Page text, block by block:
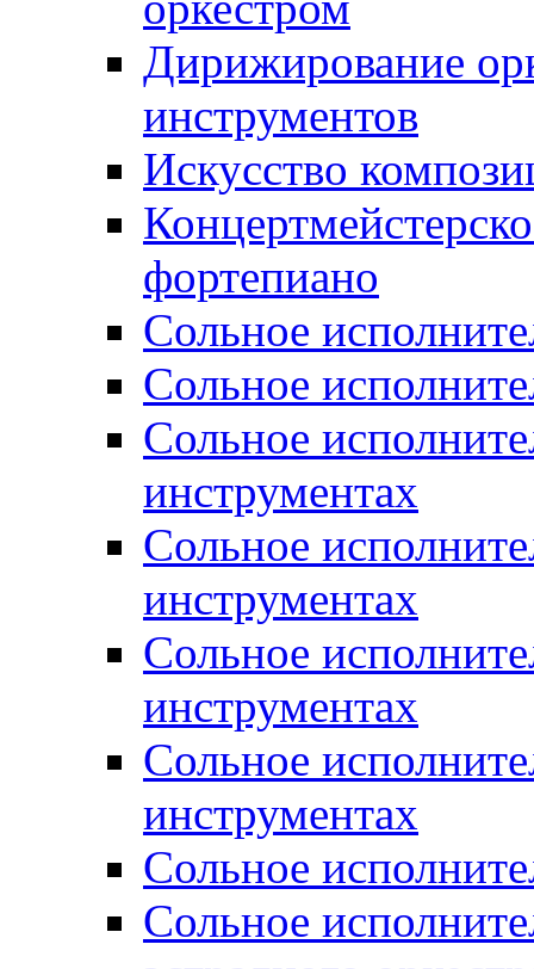
Дирижирование
инструментов
Искусство
фортепиано
Сольное
Сольное
Сольное
инструментах
Сольное
инструментах
Сольное
инструментах
Сольное
инструментах
Сольное
Сольное